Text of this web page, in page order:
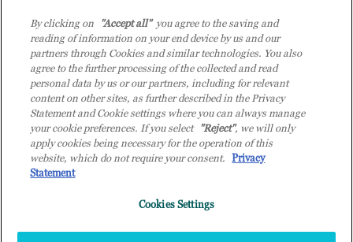
© 2026 TD SYNNEX Italy S.r.l. - Sede legale: via Luigi Russolo 9, 20138
Milano (MI) - Numero di iscrizione al Registro delle Imprese di Milano e
Codice Fiscale: 07092780159 - P.IVA: 07092780159 - Eur 12.569.000,00 i.v -
TD SYNNEX e TD SYNNEX logo sono marchi registrati di TD SYNNEX
Corporation negli Stati Uniti e in altri Paesi. Società a socio unico soggetta
all’attività di direzione e coordinamento della controllante TD SYNNEX
By clicking on "Accept all"you agree to the saving and
reading of information on your end device by us and our
partners through Cookies and similar technologies. You also
agree to the further processing of the collected and read
personal data by us or our partners, including for relevant
content on other sites, as further described in the Privacy
Statement and Cookie settings where you can always manage
your cookie preferences. If you select "Reject", we will only
apply cookies being necessary for the operation of this
website, which do not require your consent. Privacy
Statement
Cookies Settings